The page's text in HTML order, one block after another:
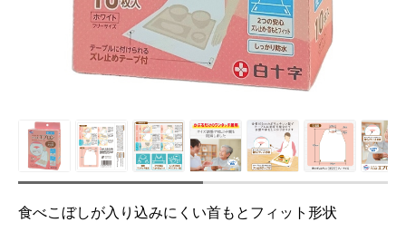
食べこぼしが入り込みにくい首もとフィット形状